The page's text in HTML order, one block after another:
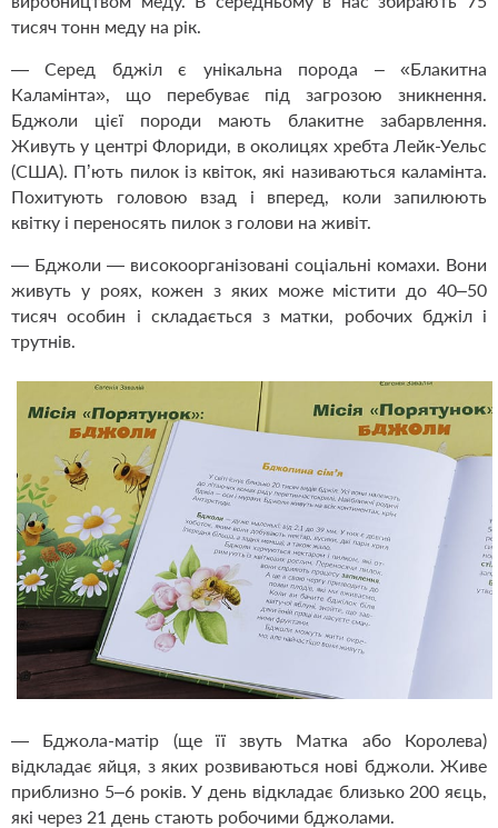
тисяч тонн меду на рік.
— Серед бджіл є унікальна порода – «Блакитна
Каламінта», що перебуває під загрозою зникнення.
Бджоли цієї породи мають блакитне забарвлення.
Живуть у центрі Флориди, в околицях хребта Лейк-Уельс
(США). П’ють пилок із квіток, які називаються каламінта.
Похитують головою взад і вперед, коли запилюють
квітку і переносять пилок з голови на живіт.
— Бджоли — високоорганізовані соціальні комахи. Вони
живуть у роях, кожен з яких може містити до 40–50
тисяч особин і складається з матки, робочих бджіл і
трутнів.
— Бджола-матір (ще її звуть Матка або Королева)
відкладає яйця, з яких розвиваються нові бджоли. Живе
приблизно 5–6 років. У день відкладає близько 200 яєць,
які через 21 день стають робочими бджолами.